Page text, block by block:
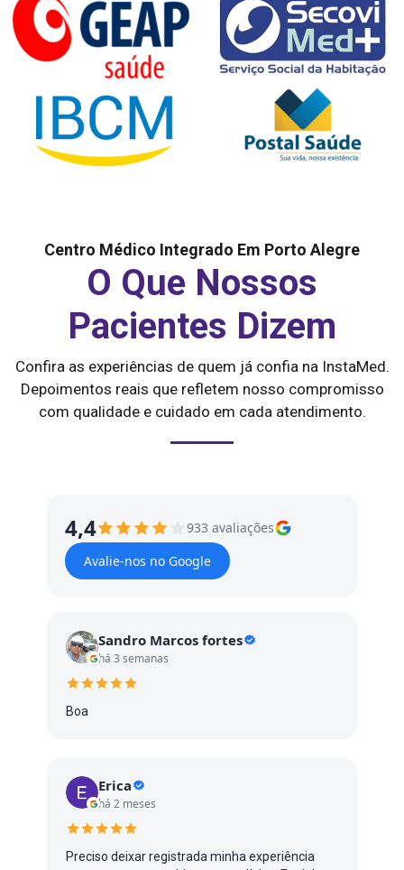
Centro Médico Integrado Em Porto Alegre
O Que Nossos
Pacientes Dizem
Confira as experiências de quem já confia na InstaMed.
Depoimentos reais que refletem nosso compromisso
com qualidade e cuidado em cada atendimento.
4,4
933 avaliações
Avalie-nos no Google
Sandro Marcos fortes
há 3 semanas
Boa
Erica
há 2 meses
Preciso deixar registrada minha experiência